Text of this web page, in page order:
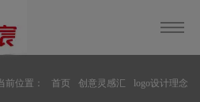
前位置： 首页 创意灵感汇
logo设计理念